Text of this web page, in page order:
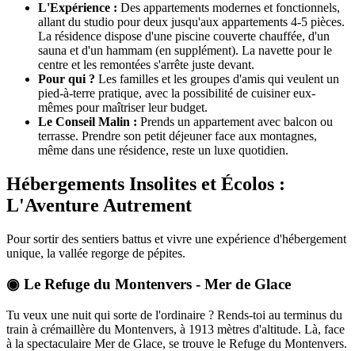
L'Expérience : Des appartements modernes et fonctionnels,
allant du studio pour deux jusqu'aux appartements 4-5 pièces.
La résidence dispose d'une piscine couverte chauffée, d'un
sauna et d'un hammam (en supplément). La navette pour le
centre et les remontées s'arrête juste devant.
Pour qui ? Les familles et les groupes d'amis qui veulent un
pied-à-terre pratique, avec la possibilité de cuisiner eux-
mêmes pour maîtriser leur budget.
Le Conseil Malin : Prends un appartement avec balcon ou
terrasse. Prendre son petit déjeuner face aux montagnes,
même dans une résidence, reste un luxe quotidien.
Hébergements Insolites et Écolos :
L'Aventure Autrement
Pour sortir des sentiers battus et vivre une expérience d'hébergement
unique, la vallée regorge de pépites.
◉ Le Refuge du Montenvers - Mer de Glace
Tu veux une nuit qui sorte de l'ordinaire ? Rends-toi au terminus du
train à crémaillère du Montenvers, à 1913 mètres d'altitude. Là, face
à la spectaculaire Mer de Glace, se trouve le Refuge du Montenvers.